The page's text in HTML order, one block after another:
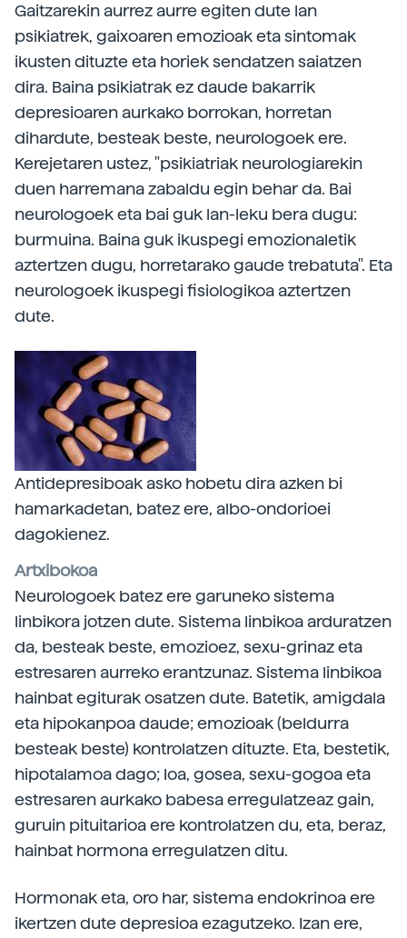
Gaitzarekin aurrez aurre egiten dute lan
psikiatrek, gaixoaren emozioak eta sintomak
ikusten dituzte eta horiek sendatzen saiatzen
dira. Baina psikiatrak ez daude bakarrik
depresioaren aurkako borrokan, horretan
dihardute, besteak beste, neurologoek ere.
Kerejetaren ustez, "psikiatriak neurologiarekin
duen harremana zabaldu egin behar da. Bai
neurologoek eta bai guk lan-leku bera dugu:
burmuina. Baina guk ikuspegi emozionaletik
aztertzen dugu, horretarako gaude trebatuta". Eta
neurologoek ikuspegi fisiologikoa aztertzen
dute.
Antidepresiboak asko hobetu dira azken bi
hamarkadetan, batez ere, albo-ondorioei
dagokienez.
Artxibokoa
Neurologoek batez ere garuneko sistema
linbikora jotzen dute. Sistema linbikoa arduratzen
da, besteak beste, emozioez, sexu-grinaz eta
estresaren aurreko erantzunaz. Sistema linbikoa
hainbat egiturak osatzen dute. Batetik, amigdala
eta hipokanpoa daude; emozioak (beldurra
besteak beste) kontrolatzen dituzte. Eta, bestetik,
hipotalamoa dago; loa, gosea, sexu-gogoa eta
estresaren aurkako babesa erregulatzeaz gain,
guruin pituitarioa ere kontrolatzen du, eta, beraz,
hainbat hormona erregulatzen ditu.
Hormonak eta, oro har, sistema endokrinoa ere
ikertzen dute depresioa ezagutzeko. Izan ere,